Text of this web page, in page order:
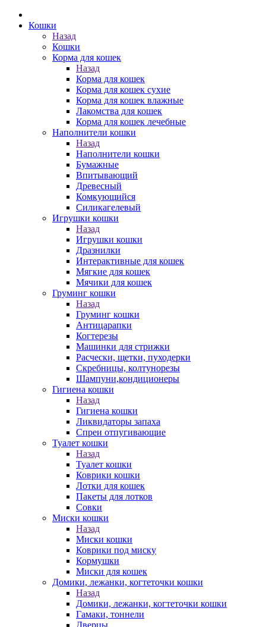
Кошки
Назад
Кошки
Корма для кошек
Назад
Корма для кошек
Корма для кошек сухие
Корма для кошек влажные
Лакомства для кошек
Корма для кошек лечебные
Наполнители кошки
Назад
Наполнители кошки
Бумажные
Впитывающий
Древесный
Комкующийся
Силикагелевый
Игрушки кошки
Назад
Игрушки кошки
Дразнилки
Интерактивные для кошек
Мягкие для кошек
Мячики для кошек
Груминг кошки
Назад
Груминг кошки
Антицарапки
Когтерезы
Машинки для стрижки
Расчески, щетки, пуходерки
Скребницы, колтунорезы
Шампуни,кондиционеры
Гигиена кошки
Назад
Гигиена кошки
Ликвидаторы запаха
Спреи отпугивающие
Туалет кошки
Назад
Туалет кошки
Коврики кошки
Лотки для кошек
Пакеты для лотков
Совки
Миски кошки
Назад
Миски кошки
Коврики под миску
Кормушки
Миски для кошек
Домики, лежанки, когтеточки кошки
Назад
Домики, лежанки, когтеточки кошки
Гамаки, тоннели
Дверцы